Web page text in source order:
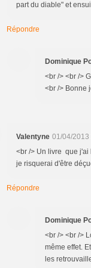
part du diable" et
Répondre
Dominique
<br /> <br />
<br /> Bonne
Valentyne 01/04/2013
<br /> Un livre que j'ai
je risquerai d'être
Répondre
Dominique
<br /> <br />
même effet.
les